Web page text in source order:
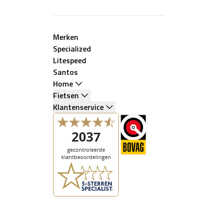
Merken
Specialized
Litespeed
Santos
Home
Fietsen
Klantenservice